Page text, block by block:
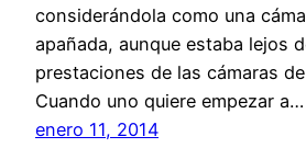
considerándola como una
apañada, aunque estaba lejos
prestaciones de las cámaras
Cuando uno quiere empezar a…
enero 11, 2014